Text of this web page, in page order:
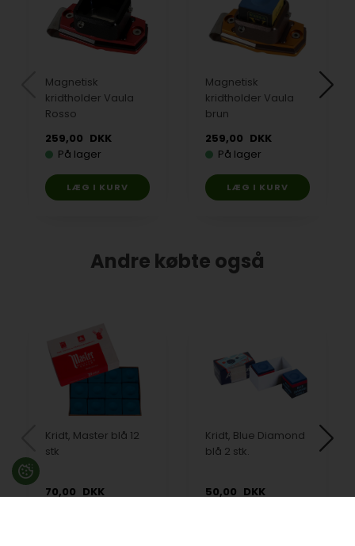
Magnetisk
kridtholder Vaula
Rosso
259,00 DKK
På lager
Magnetisk
kridtholder Vaula
brun
259,00 DKK
På lager
Andre købte også
Kridt, Master blå 12
stk
70,00 DKK
Kridt, Blue Diamond
blå 2 stk.
50,00 DKK